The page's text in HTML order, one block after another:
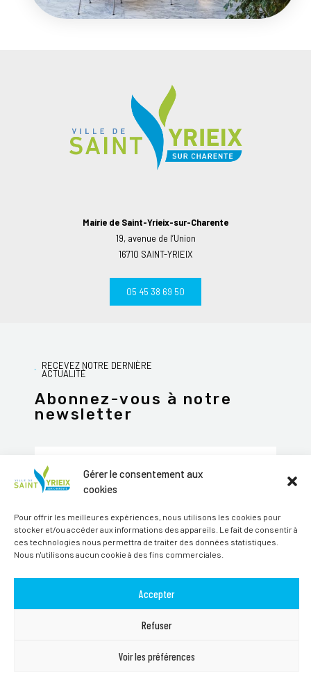
Gérer le consentement aux
cookies
Pour offrir les meilleures expériences, nous utilisons les cookies pour
stocker et/ou accéder aux informations des appareils. Le fait de consentir à
ces technologies nous permettra de traiter des données statistiques.
Nous n'utilisons aucun cookie à des fins commerciales.
Accepter
Refuser
Voir les préférences
Mairie de Saint-Yrieix-sur-Charente
19, avenue de l’Union
16710 SAINT-YRIEIX
05 45 38 69 50
RECEVEZ NOTRE DERNIÈRE
ACTUALITÉ
Abonnez-vous à notre
newsletter
Alternative:
Suivez-nous sur les réseaux sociaux
PAR MAGINEO